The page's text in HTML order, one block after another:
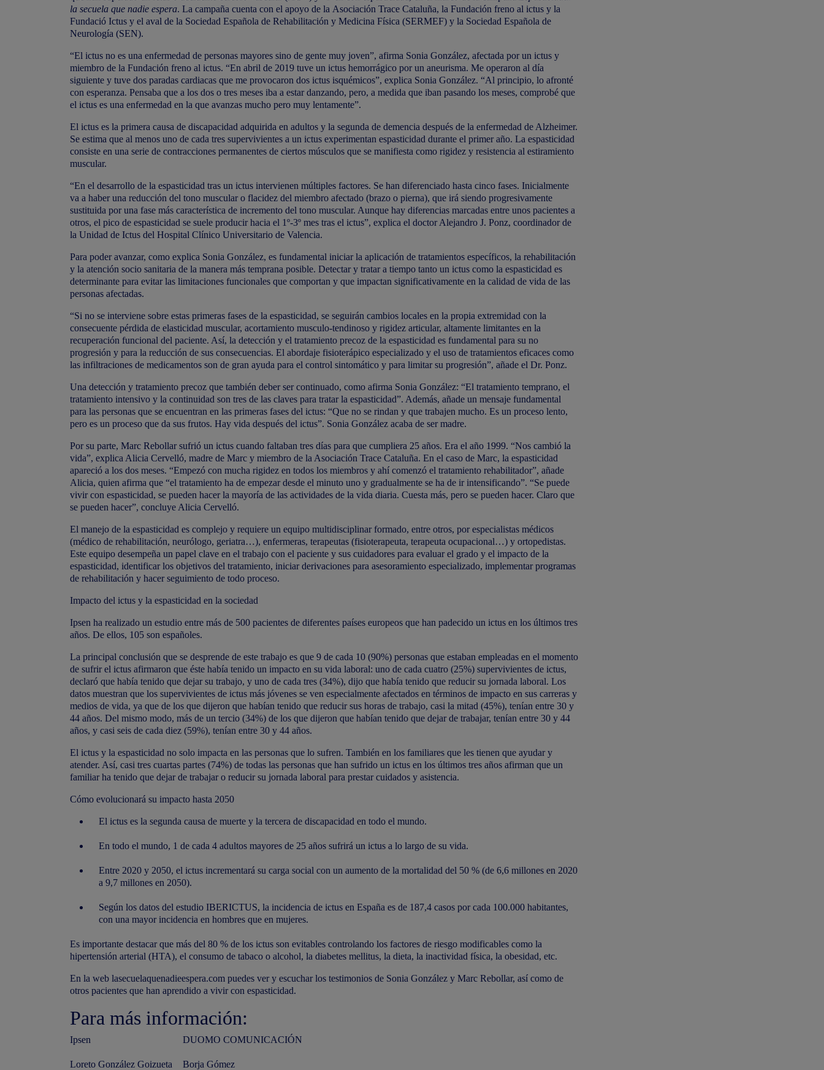
la secuela que nadie espera. La campaña cuenta con el apoyo de la Asociación Trace Cataluña, la Fundación freno al ictus y la
Fundació Ictus y el aval de la Sociedad Española de Rehabilitación y Medicina Física (SERMEF) y la Sociedad Española de
Neurología (SEN).
“El ictus no es una enfermedad de personas mayores sino de gente muy joven”, afirma Sonia González, afectada por un ictus y
miembro de la Fundación freno al ictus. “En abril de 2019 tuve un ictus hemorrágico por un aneurisma. Me operaron al día
siguiente y tuve dos paradas cardiacas que me provocaron dos ictus isquémicos”, explica Sonia González. “Al principio, lo afronté
con esperanza. Pensaba que a los dos o tres meses iba a estar danzando, pero, a medida que iban pasando los meses, comprobé que
el ictus es una enfermedad en la que avanzas mucho pero muy lentamente”.
El ictus es la primera causa de discapacidad adquirida en adultos y la segunda de demencia después de la enfermedad de Alzheimer.
Se estima que al menos uno de cada tres supervivientes a un ictus experimentan espasticidad durante el primer año. La espasticidad
consiste en una serie de contracciones permanentes de ciertos músculos que se manifiesta como rigidez y resistencia al estiramiento
muscular.
“En el desarrollo de la espasticidad tras un ictus intervienen múltiples factores. Se han diferenciado hasta cinco fases. Inicialmente
va a haber una reducción del tono muscular o flacidez del miembro afectado (brazo o pierna), que irá siendo progresivamente
sustituida por una fase más característica de incremento del tono muscular. Aunque hay diferencias marcadas entre unos pacientes a
otros, el pico de espasticidad se suele producir hacia el 1º-3º mes tras el ictus”, explica el doctor Alejandro J. Ponz, coordinador de
la Unidad de Ictus del Hospital Clínico Universitario de Valencia.
Para poder avanzar, como explica Sonia González, es fundamental iniciar la aplicación de tratamientos específicos, la rehabilitación
y la atención socio sanitaria de la manera más temprana posible. Detectar y tratar a tiempo tanto un ictus como la espasticidad es
determinante para evitar las limitaciones funcionales que comportan y que impactan significativamente en la calidad de vida de las
personas afectadas.
“Si no se interviene sobre estas primeras fases de la espasticidad, se seguirán cambios locales en la propia extremidad con la
consecuente pérdida de elasticidad muscular, acortamiento musculo-tendinoso y rigidez articular, altamente limitantes en la
recuperación funcional del paciente. Así, la detección y el tratamiento precoz de la espasticidad es fundamental para su no
progresión y para la reducción de sus consecuencias. El abordaje fisioterápico especializado y el uso de tratamientos eficaces como
las infiltraciones de medicamentos son de gran ayuda para el control sintomático y para limitar su progresión”, añade el Dr. Ponz.
Una detección y tratamiento precoz que también deber ser continuado, como afirma Sonia González: “El tratamiento temprano, el
tratamiento intensivo y la continuidad son tres de las claves para tratar la espasticidad”. Además, añade un mensaje fundamental
para las personas que se encuentran en las primeras fases del ictus: “Que no se rindan y que trabajen mucho. Es un proceso lento,
pero es un proceso que da sus frutos. Hay vida después del ictus”. Sonia González acaba de ser madre.
Por su parte, Marc Rebollar sufrió un ictus cuando faltaban tres días para que cumpliera 25 años. Era el año 1999. “Nos cambió la
vida”, explica Alicia Cervelló, madre de Marc y miembro de la Asociación Trace Cataluña. En el caso de Marc, la espasticidad
apareció a los dos meses. “Empezó con mucha rigidez en todos los miembros y ahí comenzó el tratamiento rehabilitador”, añade
Alicia, quien afirma que “el tratamiento ha de empezar desde el minuto uno y gradualmente se ha de ir intensificando”. “Se puede
vivir con espasticidad, se pueden hacer la mayoría de las actividades de la vida diaria. Cuesta más, pero se pueden hacer. Claro que
se pueden hacer”, concluye Alicia Cervelló.
El manejo de la espasticidad es complejo y requiere un equipo multidisciplinar formado, entre otros, por especialistas médicos
(médico de rehabilitación, neurólogo, geriatra…), enfermeras, terapeutas (fisioterapeuta, terapeuta ocupacional…) y ortopedistas.
Este equipo desempeña un papel clave en el trabajo con el paciente y sus cuidadores para evaluar el grado y el impacto de la
espasticidad, identificar los objetivos del tratamiento, iniciar derivaciones para asesoramiento especializado, implementar programas
de rehabilitación y hacer seguimiento de todo proceso.
Impacto del ictus y la espasticidad en la sociedad
Ipsen ha realizado un estudio entre más de 500 pacientes de diferentes países europeos que han padecido un ictus en los últimos tres
años. De ellos, 105 son españoles.
La principal conclusión que se desprende de este trabajo es que 9 de cada 10 (90%) personas que estaban empleadas en el momento
de sufrir el ictus afirmaron que éste había tenido un impacto en su vida laboral: uno de cada cuatro (25%) supervivientes de ictus,
declaró que había tenido que dejar su trabajo, y uno de cada tres (34%), dijo que había tenido que reducir su jornada laboral. Los
datos muestran que los supervivientes de ictus más jóvenes se ven especialmente afectados en términos de impacto en sus carreras y
medios de vida, ya que de los que dijeron que habían tenido que reducir sus horas de trabajo, casi la mitad (45%), tenían entre 30 y
44 años. Del mismo modo, más de un tercio (34%) de los que dijeron que habían tenido que dejar de trabajar, tenían entre 30 y 44
años, y casi seis de cada diez (59%), tenían entre 30 y 44 años.
El ictus y la espasticidad no solo impacta en las personas que lo sufren. También en los familiares que les tienen que ayudar y
atender. Así, casi tres cuartas partes (74%) de todas las personas que han sufrido un ictus en los últimos tres años afirman que un
familiar ha tenido que dejar de trabajar o reducir su jornada laboral para prestar cuidados y asistencia.
Cómo evolucionará su impacto hasta 2050
El ictus es la segunda causa de muerte y la tercera de discapacidad en todo el mundo.
En todo el mundo, 1 de cada 4 adultos mayores de 25 años sufrirá un ictus a lo largo de su vida.
Entre 2020 y 2050, el ictus incrementará su carga social con un aumento de la mortalidad del 50 % (de 6,6 millones en 2020
a 9,7 millones en 2050).
Según los datos del estudio IBERICTUS, la incidencia de ictus en España es de 187,4 casos por cada 100.000 habitantes,
con una mayor incidencia en hombres que en mujeres.
Es importante destacar que más del 80 % de los ictus son evitables controlando los factores de riesgo modificables como la
hipertensión arterial (HTA), el consumo de tabaco o alcohol, la diabetes mellitus, la dieta, la inactividad física, la obesidad, etc.
En la web lasecuelaquenadieespera.com puedes ver y escuchar los testimonios de Sonia González y Marc Rebollar, así como de
otros pacientes que han aprendido a vivir con espasticidad.
Para más información:
Ipsen
Loreto González Goizueta
DUOMO COMUNICACIÓN
Borja Gómez